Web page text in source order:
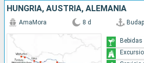
HUNGRÍA, AUSTRIA, ALEMANIA
AmaMora 8 d